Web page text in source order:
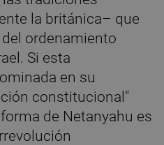
la británica– que
ordenamiento
Si esta
en su
constitucional"
de Netanyahu es